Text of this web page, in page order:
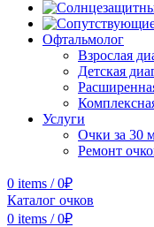
Офтальмолог
Взрослая
Детская
Услуги
Очки за 30
Ремонт
0 items / 0₽
Каталог очков
0 items / 0₽